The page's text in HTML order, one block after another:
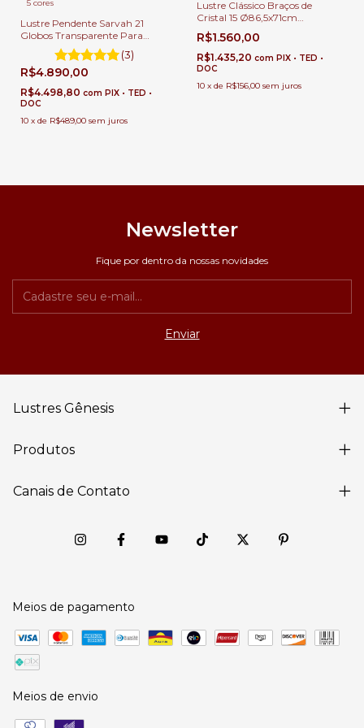
5 cores
Lustre Pendente Sarvah 21
Globos Transparente Para
Casas Pé Direito Duplo e Alto.
(3)
R$4.890,00
R$4.498,80 com PIX • TED •
DOC
10 x de R$489,00 sem juros
Lustre Clássico Braços de
Cristal 15 Ø86,5x71cm
Lâmpadas E-14 Para Pé Direito
Duplo e Sala de Jantar
R$1.560,00
R$1.435,20 com PIX • TED •
DOC
10 x de R$156,00 sem juros
Newsletter
Fique por dentro da nossas novidades
Lustres Gênesis
Produtos
Canais de Contato
Meios de pagamento
Meios de envio